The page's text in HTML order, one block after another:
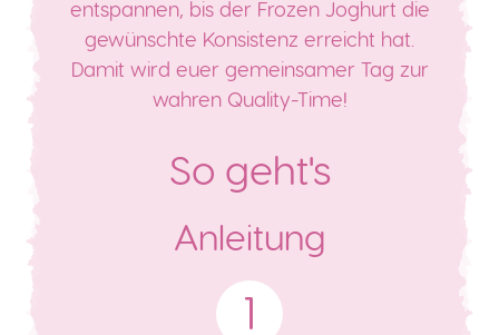
entspannen, bis der Frozen Joghurt die
gewünschte Konsistenz erreicht hat.
Damit wird euer gemeinsamer Tag zur
wahren Quality-Time!
So geht's
Anleitung